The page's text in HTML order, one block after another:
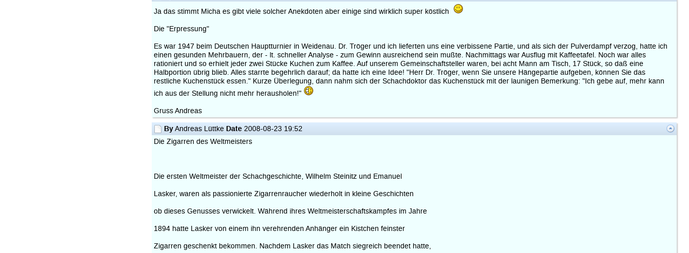
Ja das stimmt Micha es gibt viele solcher Anekdoten aber einige sind wirklich super köstlich
Die "Erpressung"
Es war 1947 beim Deutschen Hauptturnier in Weidenau. Dr. Tröger und ich lieferten uns eine verbissene Partie, und als sich der Pulverdampf verzog, hatte ich
einen gesunden Mehrbauern, der - lt. schneller Analyse - zum Gewinn ausreichend sein mußte. Nachmittags war Ausflug mit Kaffeetafel. Noch war alles
rationiert und so erhielt jeder zwei Stücke Kuchen zum Kaffee. Auf unserem Gemeinschaftsteller waren, bei acht Mann am Tisch, 17 Stück, so daß eine
Halbportion übrig blieb. Alles starrte begehrlich darauf; da hatte ich eine Idee! "Herr Dr. Tröger, wenn Sie unsere Hängepartie aufgeben, können Sie das
restliche Kuchenstück essen." Kurze Überlegung, dann nahm sich der Schachdoktor das Kuchenstück mit der launigen Bemerkung: "Ich gebe auf, mehr kann
ich aus der Stellung nicht mehr herausholen!"
Gruss Andreas
ByAndreas Lüttke Date 2008-08-23 19:52
Die Zigarren des Weltmeisters
Die ersten Weltmeister der Schachgeschichte, Wilhelm Steinitz und Emanuel
Lasker, waren als passionierte Zigarrenraucher wiederholt in kleine Geschichten
ob dieses Genusses verwickelt. Während ihres Weltmeisterschaftskampfes im Jahre
1894 hatte Lasker von einem ihn verehrenden Anhänger ein Kistchen feinster
Zigarren geschenkt bekommen. Nachdem Lasker das Match siegreich beendet hatte,